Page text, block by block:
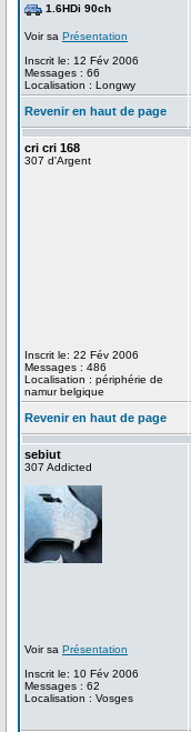
1.6HDi 90ch
Voir sa Présentation
Inscrit le: 12 Fév 2006
Messages : 66
Localisation : Longwy
Revenir en haut de page
cri cri 168
307 d'Argent
Inscrit le: 22 Fév 2006
Messages : 486
Localisation : périphérie de
namur belgique
Revenir en haut de page
sebiut
307 Addicted
Voir sa Présentation
Inscrit le: 10 Fév 2006
Messages : 62
Localisation : Vosges